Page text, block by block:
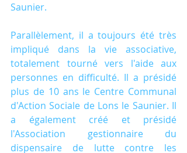
Saunier.
Parallèlement, il a toujours été très
impliqué dans la vie associative,
totalement tourné vers l'aide aux
personnes en difficulté. Il a présidé
plus de 10 ans le Centre Communal
d'Action Sociale de Lons le Saunier. Il
a également créé et présidé
l'Association gestionnaire du
dispensaire de lutte contre les